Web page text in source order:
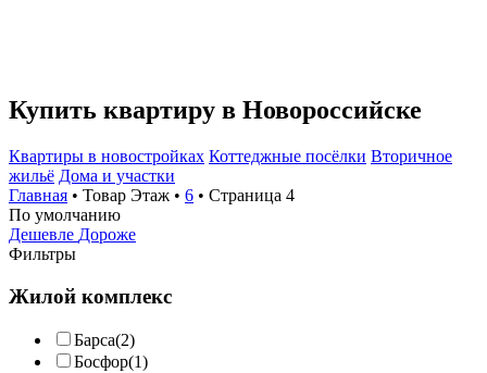
Купить квартиру в Новороссийске
Квартиры в новостройках Коттеджные посёлки Вторичное
жильё Дома и участки
Главная • Товар Этаж • 6 • Страница 4
По умолчанию
Дешевле Дороже
Фильтры
Жилой комплекс
Барса(2)
Босфор(1)